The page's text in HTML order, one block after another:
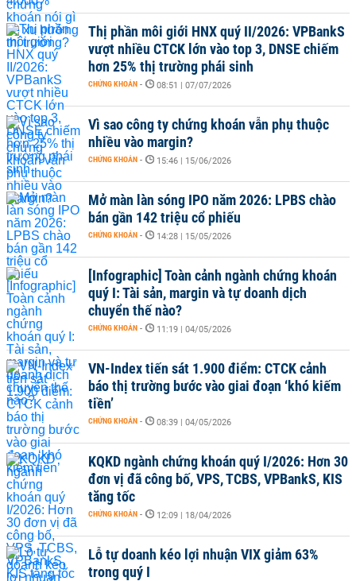
Thị phần môi giới HNX quý II/2026: VPBankS
vượt nhiều CTCK lớn vào top 3, DNSE chiếm
hơn 25% thị trường phái sinh
CHỨNG KHOÁN - 08:51 | 07/07/2026
Vì sao công ty chứng khoán vẫn phụ thuộc
nhiều vào margin?
CHỨNG KHOÁN - 15:46 | 15/06/2026
Mở màn làn sóng IPO năm 2026: LPBS chào
bán gần 142 triệu cổ phiếu
CHỨNG KHOÁN - 14:28 | 15/05/2026
[Infographic] Toàn cảnh ngành chứng khoán
quý I: Tài sản, margin và tự doanh dịch
chuyển thế nào?
CHỨNG KHOÁN - 11:19 | 04/05/2026
VN-Index tiến sát 1.900 điểm: CTCK cảnh
báo thị trường bước vào giai đoạn ‘khó kiếm
tiền’
CHỨNG KHOÁN - 08:39 | 04/05/2026
KQKD ngành chứng khoán quý I/2026: Hơn 30
đơn vị đã công bố, VPS, TCBS, VPBankS, KIS
tăng tốc
CHỨNG KHOÁN - 12:09 | 18/04/2026
Lỗ tự doanh kéo lợi nhuận VIX giảm 63%
trong quý I